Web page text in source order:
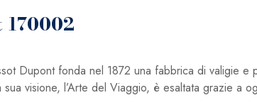
Dupont fonda nel 1872 una fabbrica di valigie
visione, l’Arte del Viaggio, è esaltata grazie a